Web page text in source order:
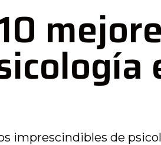
imprescindibles de